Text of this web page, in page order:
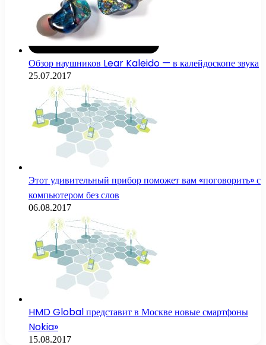
Обзор наушников Lear Kaleido — в калейдоскопе звука
25.07.2017
Этот удивительный прибор поможет вам «поговорить» с
компьютером без слов
06.08.2017
HMD Global представит в Москве новые смартфоны
Nokia»
15.08.2017